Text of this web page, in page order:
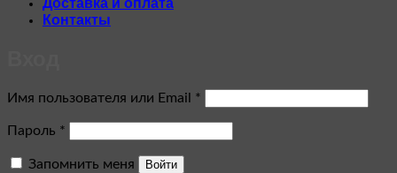
Доставка и оплата
Контакты
Имя пользователя или Email *
Пароль *
Запомнить меня Войти